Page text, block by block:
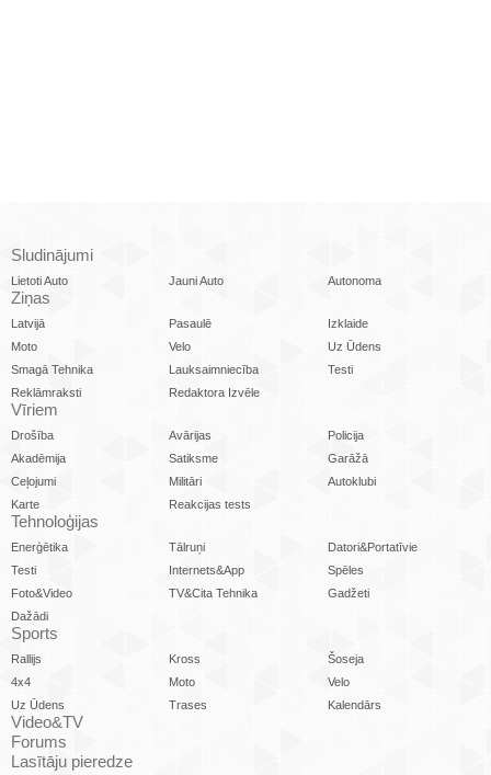
Sludinājumi
Lietoti Auto Jauni Auto Autonoma
Ziņas
Latvijā Pasaulē
Izklaide
Moto
Velo
Uz Ūdens
Smagā Tehnika
Lauksaimniecība
Testi
Reklāmraksti
Redaktora Izvēle
Vīriem
Drošība Avārijas
Policija
Akadēmija
Satiksme
Garāžā
Ceļojumi
Militāri
Autoklubi
Karte
Reakcijas tests
Tehnoloģijas
Enerģētika Tālruņi
Datori&Portatīvie
Testi
Internets&App
Spēles
Foto&Video
TV&Cita Tehnika
Gadžeti
Dažādi
Sports
Rallijs Kross
Šoseja
4x4
Moto
Velo
Uz Ūdens
Trases Kalendārs
Video&TV
Forums
Lasītāju pieredze